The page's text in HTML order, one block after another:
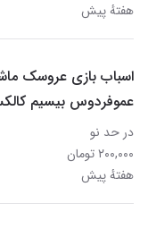
هفتهٔ پیش
اسباب بازی عروسک
عموفردوس بیسیم
در حد نو
۲۰۰,۰۰۰ تومان
هفتهٔ پیش